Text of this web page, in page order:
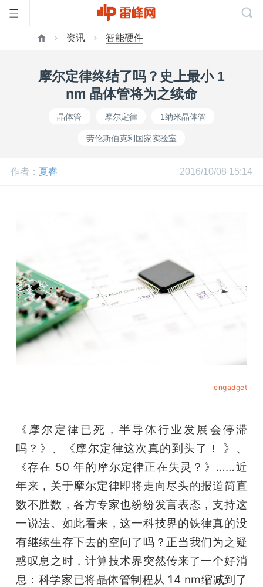
课
活
GAIR
专
题
爱
资讯 智能硬件
摩尔定律终结了吗？史上最小 1
nm 晶体管将为之续命
晶体管 摩尔定律 1纳米晶体管
劳伦斯伯克利国家实验室
作者： 夏睿 2016/10/08 15:14
engadget
《摩尔定律已死，半导体行业发展会停滞
吗？》、《摩尔定律这次真的到头了！ 》、
《存在 50 年的摩尔定律正在失灵？》……近
年来，关于摩尔定律即将走向尽头的报道简直
数不胜数，各方专家也纷纷发言表态，支持这
一说法。如此看来，这一科技界的铁律真的没
有继续生存下去的空间了吗？正当我们为之疑
惑叹息之时，计算技术界突然传来了一个好消
息：科学家已将晶体管制程从 14 nm缩减到了